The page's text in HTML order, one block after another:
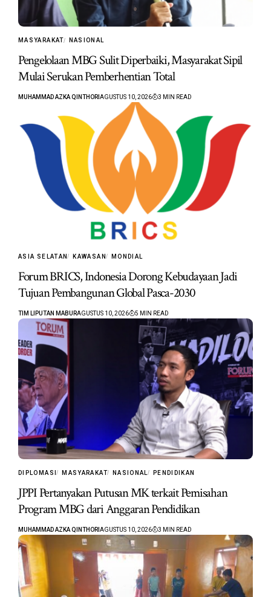
MASYARAKAT NASIONAL
Pengelolaan MBG Sulit Diperbaiki, Masyarakat Sipil
Mulai Serukan Pemberhentian Total
MUHAMMAD AZKA QINTHORI AGUSTUS 10, 2026 3 MIN READ
ASIA SELATAN KAWASAN MONDIAL
Forum BRICS, Indonesia Dorong Kebudayaan Jadi
Tujuan Pembangunan Global Pasca-2030
TIM LIPUTAN MABURAGUSTUS 10, 2026 5 MIN READ
DIPLOMASI MASYARAKAT NASIONAL PENDIDIKAN
JPPI Pertanyakan Putusan MK terkait Pemisahan
Program MBG dari Anggaran Pendidikan
MUHAMMAD AZKA QINTHORI AGUSTUS 10, 2026 3 MIN READ